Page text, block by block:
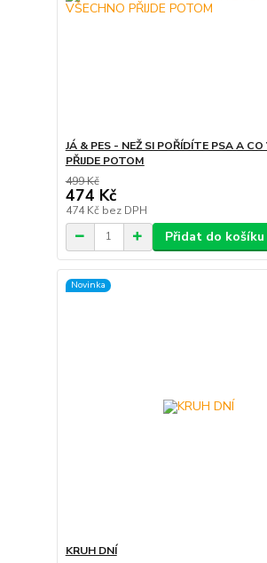
JÁ & PES - NEŽ SI POŘÍDÍTE PSA A CO
PŘIJDE POTOM
499 Kč
474 Kč
474 Kč bez DPH
Přidat do košíku
Novinka
KRUH DNÍ